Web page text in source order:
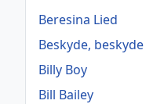
Beresina Lied
Beskyde, beskyde
Billy Boy
Bill Bailey